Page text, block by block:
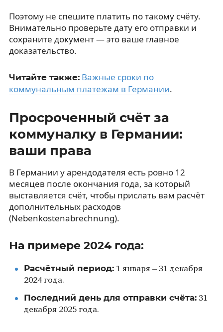
Поэтому не спешите платить по такому счёту.
Внимательно проверьте дату его отправки и
сохраните документ — это ваше главное
доказательство.
Читайте также: Важные сроки по
коммунальным платежам в Германии.
Просроченный счёт за
коммуналку в Германии:
ваши права
В Германии у арендодателя есть ровно 12
месяцев после окончания года, за который
выставляется счёт, чтобы прислать вам расчёт
дополнительных расходов
(Nebenkostenabrechnung).
На примере 2024 года:
Расчётный период:1 января – 31 декабря
2024 года.
Последний день для отправки счёта:31
декабря 2025 года.